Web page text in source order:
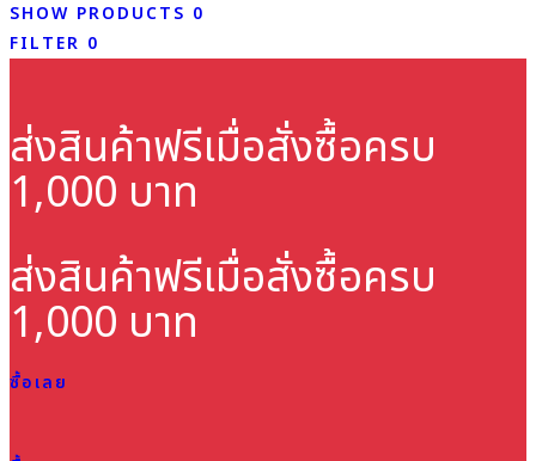
SHOW PRODUCTS 0
FILTER 0
ส่งสินค้าฟรีเมื่อสั่งซื้อครบ
1,000 บาท
ส่งสินค้าฟรีเมื่อสั่งซื้อครบ
1,000 บาท
ซื้อเลย